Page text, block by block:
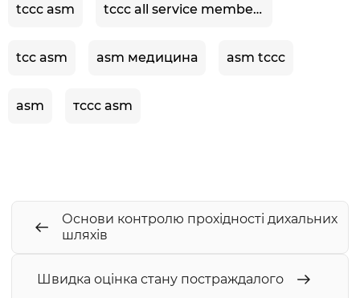
tccc asm tccc all service members
tcc asm asm медицина asm tccc
asm тссс asm
Основи контролю прохідності дихальних
шляхів
Швидка оцінка стану постраждалого